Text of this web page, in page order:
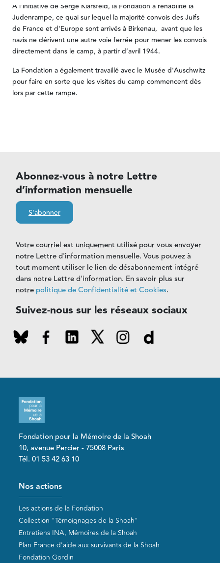
A l'initiative de Serge Klarsfeld, la Fondation a réhabilité la
Judenrampe, ce quai sur lequel la majorité convois des Juifs
de France et d'Europe sont arrivés à Birkenau, avant que les
nazis ne dérivent une autre voie ferrée pour mener les convois
directement dans le camp, à partir d’avril 1944.
La Fondation a également travaillé avec le Musée d'Auschwitz
pour faire en sorte que les visites du camp commencent dès
lors par cette rampe.
Abonnez-vous à notre Lettre
d’information mensuelle
S'abonner
Votre courriel est uniquement utilisé pour vous envoyer
notre Lettre d'information mensuelle. Vous pouvez à
tout moment utiliser le lien de désabonnement intégré
dans notre Lettre d'information. En savoir plus sur
notre politique de Confidentialité et Cookies.
Suivez-nous sur les réseaux sociaux
Fondation pour la Mémoire de la Shoah
10, avenue Percier - 75008 Paris
Tél. 01 53 42 63 10
Pied de page
Nos actions
Les actions de la Fondation
Collection "Témoignages de la Shoah"
Entretiens INA, Mémoires de la Shoah
Plan France d'aide aux survivants de la Shoah
Fondation Gordin